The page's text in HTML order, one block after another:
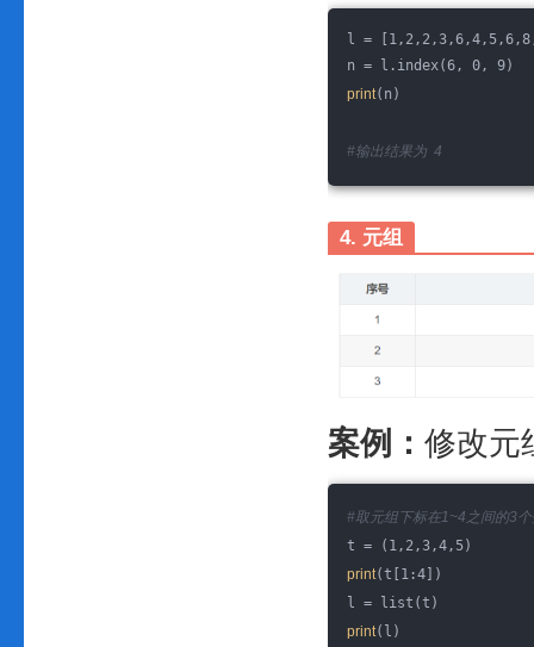
l =
n = l.index(6, 0, 9)
print(n)
#输出结果为  4
4. 元组
案例： 修改元
#取元组下标在1~4之间的3
t = (1,2,3,4,5)
print(t[1:4])
l = list(t)
print(l)